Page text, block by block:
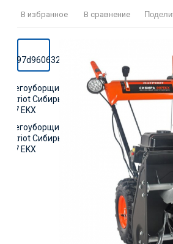
В избранное В сравнение